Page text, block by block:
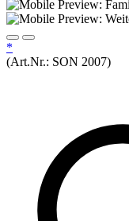
*
(Art.Nr.: SON 2007)